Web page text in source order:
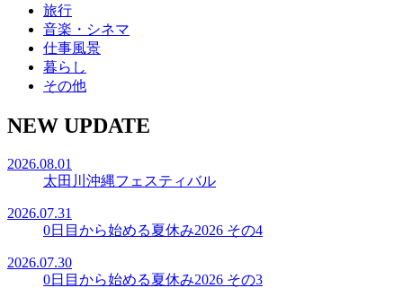
旅行
音楽・シネマ
仕事風景
暮らし
その他
NEW UPDATE
2026.08.01
太田川沖縄フェスティバル
2026.07.31
0日目から始める夏休み2026 その4
2026.07.30
0日目から始める夏休み2026 その3